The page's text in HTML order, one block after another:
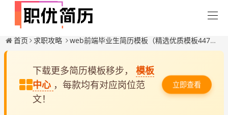
首页 求职攻略 web前端毕业生简历模板（精选优质模板447款）| 精选范文参考
下载更多简历模板移步， 模板
中心 ，每款均有对应岗位范
文！
立即查看